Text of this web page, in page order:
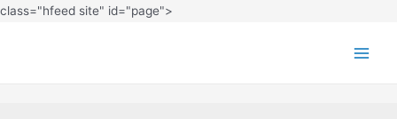
class="hfeed site" id="page">